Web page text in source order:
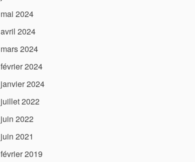
mai 2024
avril 2024
mars 2024
février 2024
janvier 2024
juillet 2022
juin 2022
juin 2021
février 2019